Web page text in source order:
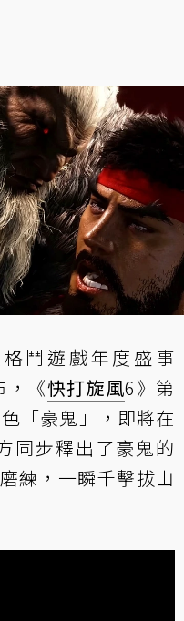
鬥遊戲年度盛事
，《快打旋風6》第
「豪鬼」，即將在
同步釋出了豪鬼的
練，一瞬千擊拔山